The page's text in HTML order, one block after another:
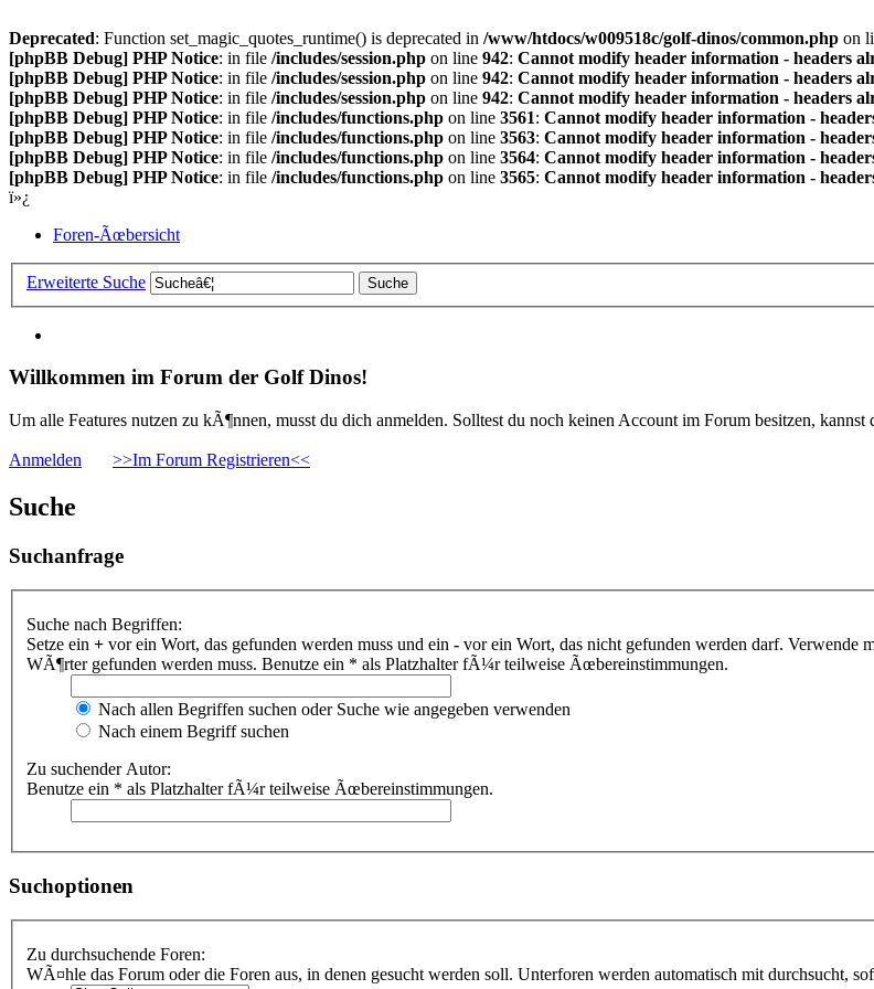
Deprecated: Function set_magic_quotes_runtime() is deprecated in /www/htdocs/w009518c/golf-dinos/common.php on
[phpBB Debug] PHP Notice: in file /includes/session.php on line 942: Cannot modify header information - headers
[phpBB Debug] PHP Notice: in file /includes/session.php on line 942: Cannot modify header information - headers
[phpBB Debug] PHP Notice: in file /includes/session.php on line 942: Cannot modify header information - headers
[phpBB Debug] PHP Notice: in file /includes/functions.php on line 3561: Cannot modify header information -
[phpBB Debug] PHP Notice: in file /includes/functions.php on line 3563: Cannot modify header information -
[phpBB Debug] PHP Notice: in file /includes/functions.php on line 3564: Cannot modify header information -
[phpBB Debug] PHP Notice: in file /includes/functions.php on line 3565: Cannot modify header information -
ï»¿
Foren-Ãœbersicht
Erweiterte Suche
Willkommen im Forum der Golf Dinos!
Um alle Features nutzen zu kÃ¶nnen, musst du dich anmelden. Solltest du noch keinen Account im Forum besitzen, kannst
Anmelden >>Im Forum Registrieren<<
Suche
Suchanfrage
Suche nach Begriffen:
Setze ein + vor ein Wort, das gefunden werden muss und ein - vor ein Wort, das nicht gefunden werden darf. Verwende
WÃ¶rter gefunden werden muss. Benutze ein * als Platzhalter fÃ¼r teilweise Ãœbereinstimmungen.
Nach allen Begriffen suchen oder Suche wie angegeben verwenden
Nach einem Begriff suchen
Zu suchender Autor:
Benutze ein * als Platzhalter fÃ¼r teilweise Ãœbereinstimmungen.
Suchoptionen
Zu durchsuchende Foren:
WÃ¤hle das Forum oder die Foren aus, in denen gesucht werden soll. Unterforen werden automatisch mit durchsucht,